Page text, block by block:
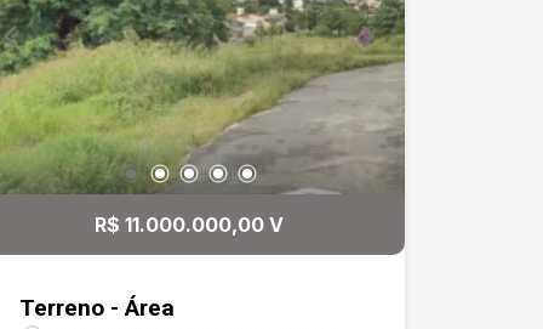
R$ 11.000.000,00 V
Terreno - Área